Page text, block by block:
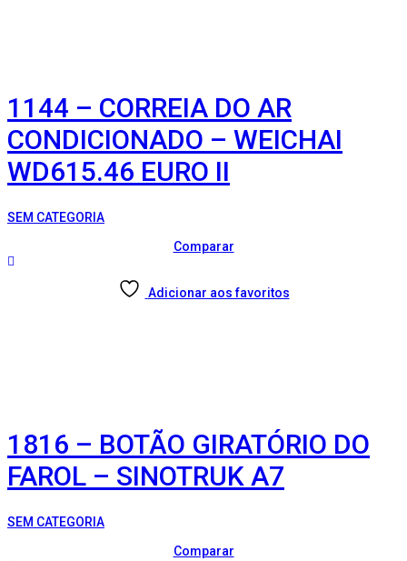
1144 – CORREIA DO AR
CONDICIONADO – WEICHAI
WD615.46 EURO II
SEM CATEGORIA
Comparar
Adicionar aos favoritos
1816 – BOTÃO GIRATÓRIO DO
FAROL – SINOTRUK A7
SEM CATEGORIA
Comparar